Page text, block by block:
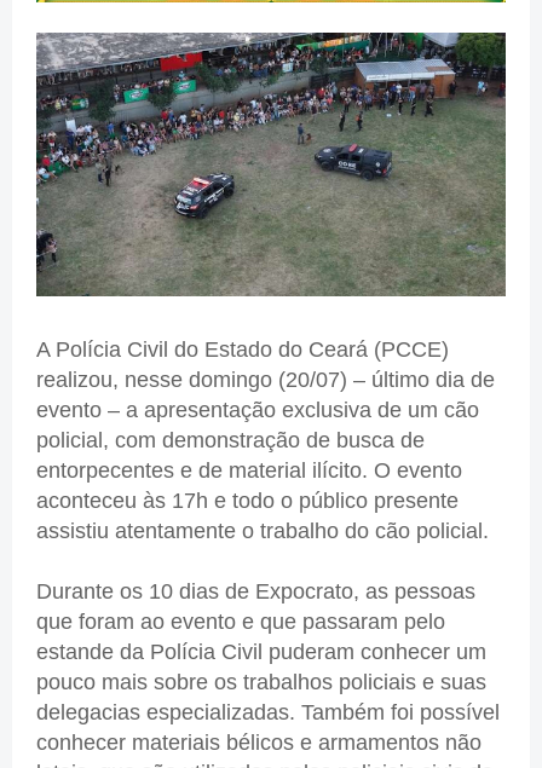
A Polícia Civil do Estado do Ceará (PCCE)
realizou, nesse domingo (20/07) – último dia de
evento – a apresentação exclusiva de um cão
policial, com demonstração de busca de
entorpecentes e de material ilícito. O evento
aconteceu às 17h e todo o público presente
assistiu atentamente o trabalho do cão policial.
Durante os 10 dias de Expocrato, as pessoas
que foram ao evento e que passaram pelo
estande da Polícia Civil puderam conhecer um
pouco mais sobre os trabalhos policiais e suas
delegacias especializadas. Também foi possível
conhecer materiais bélicos e armamentos não